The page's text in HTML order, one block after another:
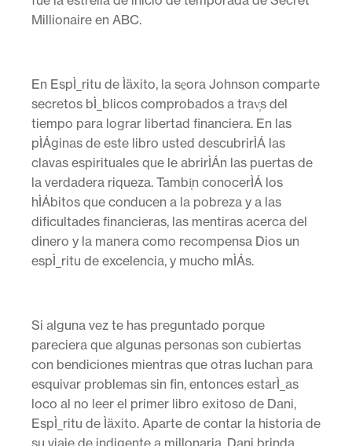
Millionaire en ABC.
En EspÌ_ritu de Ìäxito, la se̱ora Johnson comparte
secretos bÌ_blicos comprobados a trav̩s del
tiempo para lograr libertad financiera. En las
pÌÁginas de este libro usted descubrirÌÁ las
clavas espirituales que le abrirÌÁn las puertas de
la verdadera riqueza. Tambi̩n conocerÌÁ los
hÌÁbitos que conducen a la pobreza y a las
dificultades financieras, las mentiras acerca del
dinero y la manera como recompensa Dios un
espÌ_ritu de excelencia, y mucho mÌÁs.
Si alguna vez te has preguntado porque
pareciera que algunas personas son cubiertas
con bendiciones mientras que otras luchan para
esquivar problemas sin fin, entonces estarÌ_as
loco al no leer el primer libro exitoso de Dani,
EspÌ_ritu de Ìäxito. Aparte de contar la historia de